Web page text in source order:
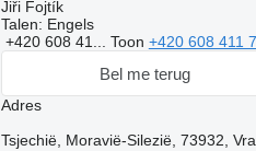
Jiři Fojtík
Talen: Engels
+420 608 41... Toon +420 608 411
Bel me terug
Adres
Tsjechië, Moravië-Silezië, 73932,